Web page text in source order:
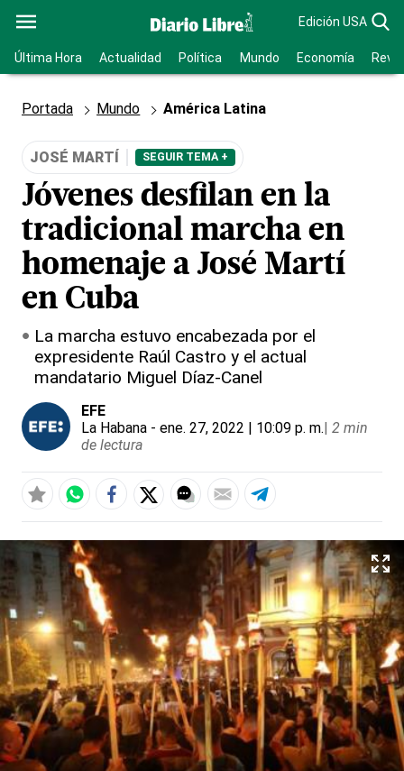
Edición USA
Última Hora Actualidad Política Mundo Economía
Portada Mundo América Latina
JOSÉ MARTÍ SEGUIR TEMA +
Jóvenes desfilan en la
tradicional marcha en
homenaje a José Martí
en Cuba
La marcha estuvo encabezada por el
expresidente Raúl Castro y el actual
mandatario Miguel Díaz-Canel
EFE
La Habana - ene. 27, 2022 | 10:09 p. m.| 2 min
de lectura